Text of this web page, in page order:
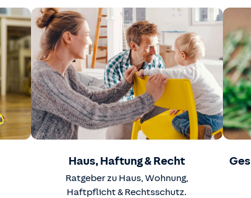
Haus, Haftung & Recht
Ratgeber zu Haus, Wohnung,
Haftpflicht & Rechtsschutz.